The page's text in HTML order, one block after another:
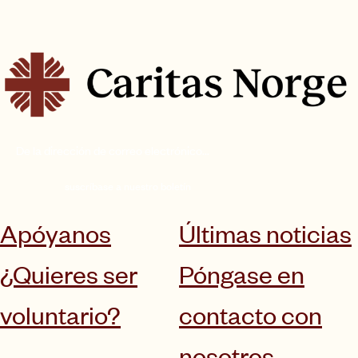
Apóyanos
Últimas noticias
¿Quieres ser
voluntario?
Póngase en
contacto con